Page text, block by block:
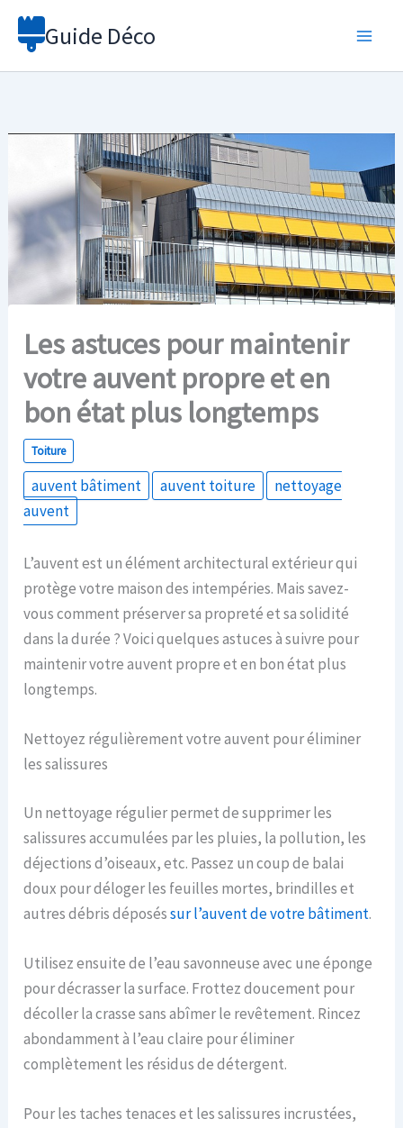
Aller
Guide Déco
Les astuces pour maintenir
votre auvent propre et en
bon état plus longtemps
Toiture
auvent bâtiment auvent toiture
nettoyage
auvent
L’auvent est un élément architectural extérieur qui
protège votre maison des intempéries. Mais savez-
vous comment préserver sa propreté et sa solidité
dans la durée ? Voici quelques astuces à suivre pour
maintenir votre auvent propre et en bon état plus
longtemps.
Nettoyez régulièrement votre auvent pour éliminer
les salissures
Un nettoyage régulier permet de supprimer les
salissures accumulées par les pluies, la pollution, les
déjections d’oiseaux, etc. Passez un coup de balai
doux pour déloger les feuilles mortes, brindilles et
autres débris déposéssur l’auvent de votre bâtiment.
Utilisez ensuite de l’eau savonneuse avec une éponge
pour décrasser la surface. Frottez doucement pour
décoller la crasse sans abîmer le revêtement. Rincez
abondamment à l’eau claire pour éliminer
complètement les résidus de détergent.
Pour les taches tenaces et les salissures incrustées,